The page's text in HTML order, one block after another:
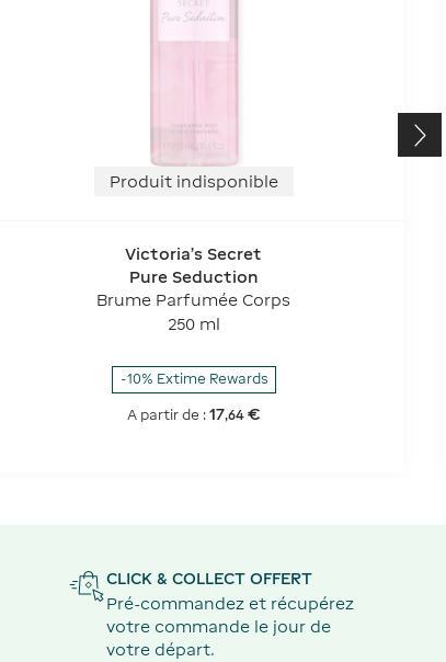
Produit indisponible
Victoria's Secret
Pure Seduction
Brume Parfumée Corps
250 ml
-10% Extime Rewards
A partir de :17,64 €
CLICK & COLLECT OFFERT
Pré-commandez et récupérez
votre commande le jour de
votre départ.